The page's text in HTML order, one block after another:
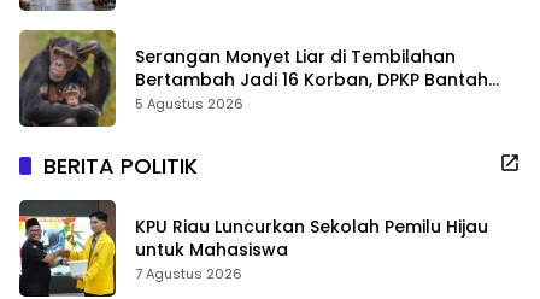
Serangan Monyet Liar di Tembilahan
Bertambah Jadi 16 Korban, DPKP Bantah
Video Gerombolan Viral
5 Agustus 2026
BERITA POLITIK
KPU Riau Luncurkan Sekolah Pemilu Hijau
untuk Mahasiswa
7 Agustus 2026